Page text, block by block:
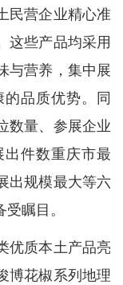
民营企业精心准
这些产品均采用
与营养，集中展
品质优势。同
数量、参展企业
件数重庆市最
出规模最大等六
瞩目。
优质本土产品亮
博花椒系列地理